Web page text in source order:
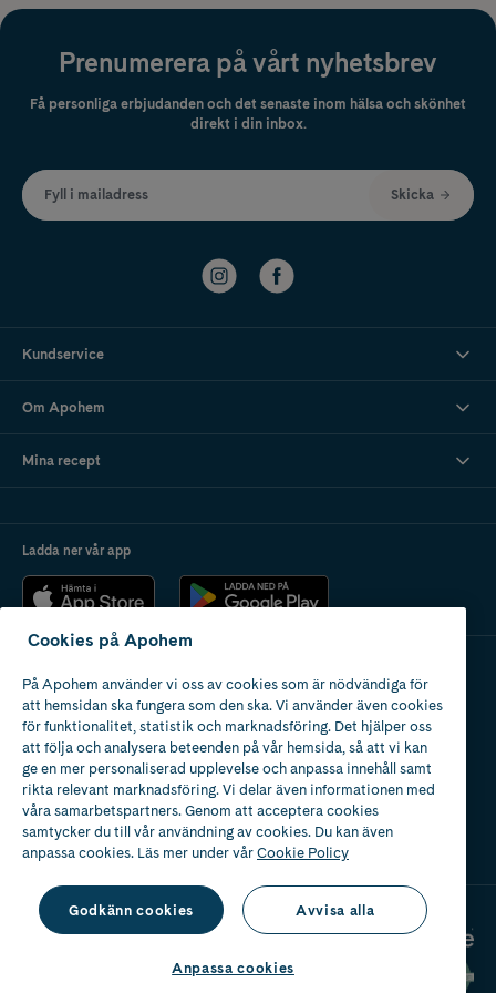
Prenumerera på vårt nyhetsbrev
Få personliga erbjudanden och det senaste inom hälsa och skönhet
direkt i din inbox.
Fyll i mailadress Skicka
Kundservice
Om Apohem
Mina recept
Ladda ner vår app
Apotek med tillstånd
av Läkemedelsverket
Cookies på Apohem
På Apohem använder vi oss av cookies som är nödvändiga för
att hemsidan ska fungera som den ska. Vi använder även cookies
för funktionalitet, statistik och marknadsföring. Det hjälper oss
att följa och analysera beteenden på vår hemsida, så att vi kan
ge en mer personaliserad upplevelse och anpassa innehåll samt
rikta relevant marknadsföring. Vi delar även informationen med
våra samarbetspartners. Genom att acceptera cookies
samtycker du till vår användning av cookies. Du kan även
anpassa cookies. Läs mer under vårCookie Policy
Godkänn cookies Avvisa alla
Anpassa cookies